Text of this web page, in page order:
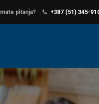
Imate pitanja? +387 (51) 345-